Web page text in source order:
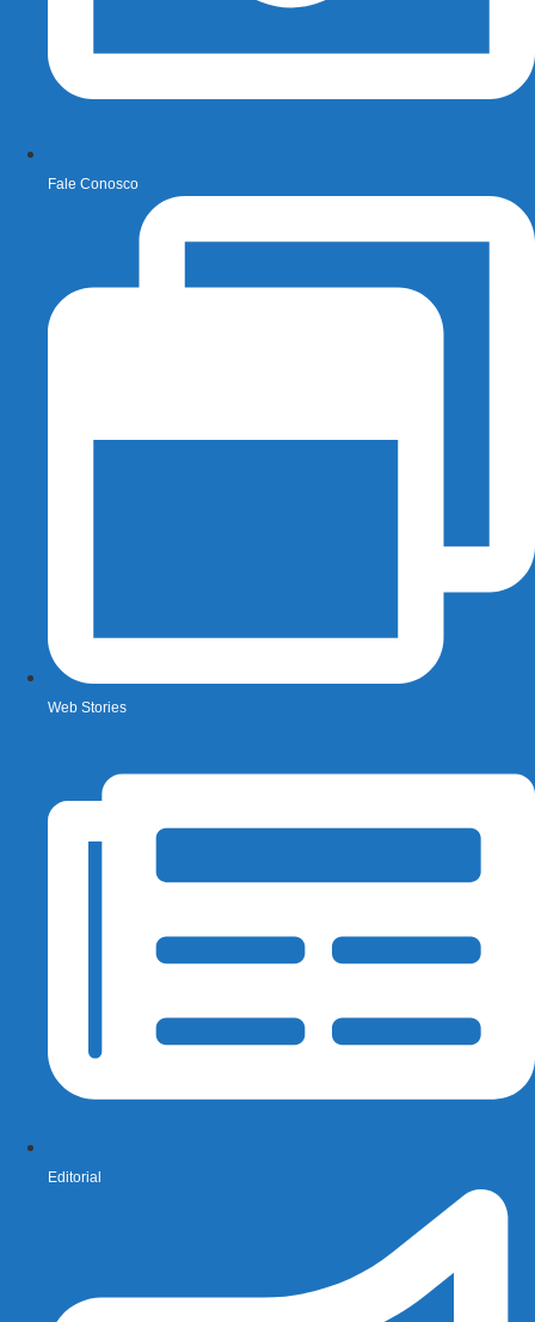
Fale Conosco
Web Stories
Editorial